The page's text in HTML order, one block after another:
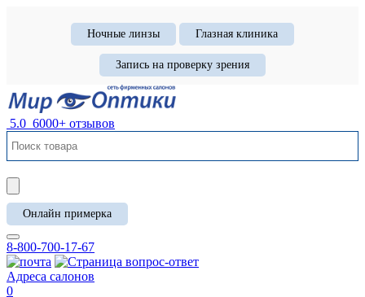
Ночные линзы Глазная клиника
Запись на проверку зрения
5.0 6000+ отзывов
Онлайн примерка
8-800-700-17-67
Адреса салонов
0